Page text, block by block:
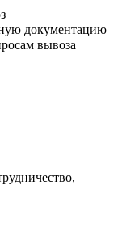
документацию
вывоза